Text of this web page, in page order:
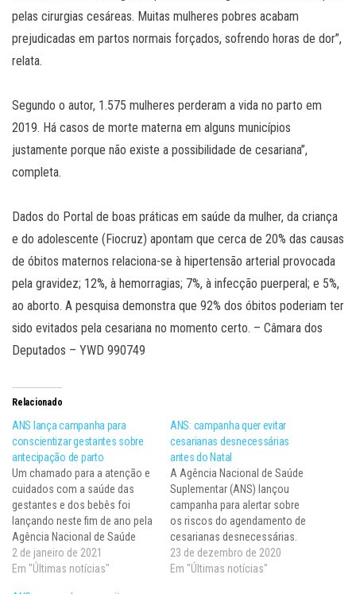
pelas cirurgias cesáreas. Muitas mulheres pobres acabam
prejudicadas em partos normais forçados, sofrendo horas de dor”,
relata.
Segundo o autor, 1.575 mulheres perderam a vida no parto em
2019. Há casos de morte materna em alguns municípios
justamente porque não existe a possibilidade de cesariana”,
completa.
Dados do Portal de boas práticas em saúde da mulher, da criança
e do adolescente (Fiocruz) apontam que cerca de 20% das causas
de óbitos maternos relaciona-se à hipertensão arterial provocada
pela gravidez; 12%, à hemorragias; 7%, à infecção puerperal; e 5%,
ao aborto. A pesquisa demonstra que 92% dos óbitos poderiam ter
sido evitados pela cesariana no momento certo. – Câmara dos
Deputados – YWD 990749
Relacionado
ANS lança campanha para
conscientizar gestantes sobre
antecipação de parto
Um chamado para a atenção e
cuidados com a saúde das
gestantes e dos bebês foi
lançando neste fim de ano pela
Agência Nacional de Saúde
(ANS) com a divulgação da
campanha #BoaHora: respeite
2 de janeiro de 2021
Em "Últimas notícias"
ANS: campanha quer evitar
cesarianas desnecessárias
antes do Natal
A Agência Nacional de Saúde
Suplementar (ANS) lançou
campanha para alertar sobre
os riscos do agendamento de
cesarianas desnecessárias.
Dados da agência reguladora
apontam que nos últimos
23 de dezembro de 2020
Em "Últimas notícias"